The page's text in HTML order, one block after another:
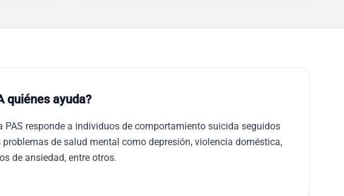
quiénes ayuda?
PAS responde a individuos de comportamiento suicida seguidos
problemas de salud mental como depresión, violencia doméstica,
de ansiedad, entre otros.